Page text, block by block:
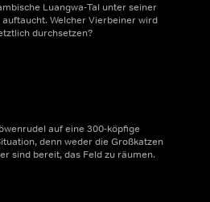
Luangwa-Tal unter seiner
Welcher Vierbeiner wird
durchsetzen?
auf eine 300-köpfige
denn weder die Großkatzen
sind bereit, das Feld zu räumen.